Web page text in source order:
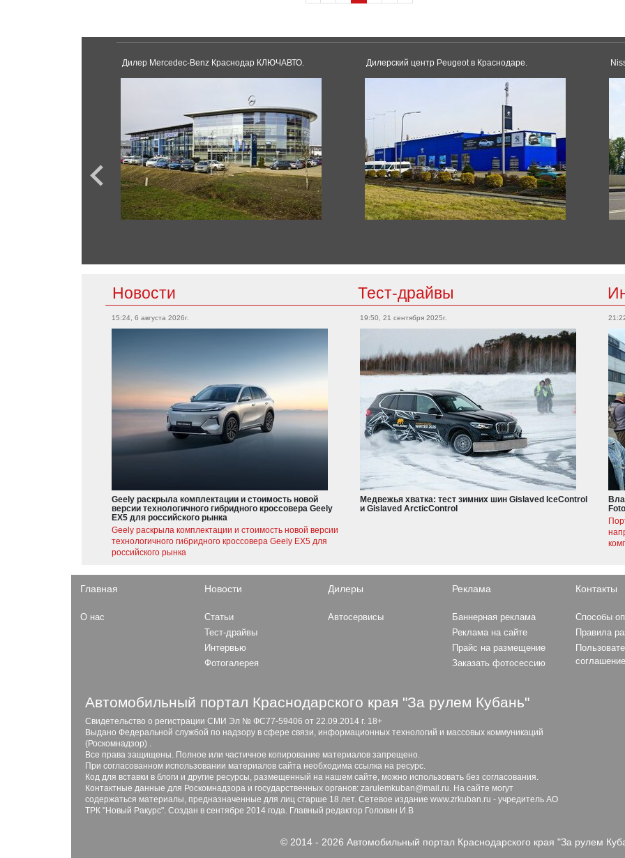
Дилер Mercedec-Benz Краснодар КЛЮЧАВТО. Дилерский центр Peugeot в Краснодаре.
Новости Тест-драйвы
15:24, 6 августа 2026г.
Geely раскрыла комплектации и стоимость новой
версии технологичного гибридного кроссовера Geely
EX5 для российского рынка
Geely раскрыла комплектации и стоимость новой версии
технологичного гибридного кроссовера Geely EX5 для
российского рынка
19:50, 21 сентября 2025г.
Медвежья хватка: тест зимних шин Gislaved IceControl
и Gislaved ArcticControl
Главная
О нас
Новости
Статьи
Тест-драйвы
Интервью
Фотогалерея
Дилеры
Автосервисы
Реклама
Баннерная реклама
Реклама на сайте
Прайс на размещение
Заказать фотосессию
Контакты
Способы
Правила
соглашение
Автомобильный портал Краснодарского края "За рулем Кубань"
Свидетельство о регистрации СМИ Эл № ФС77-59406 от 22.09.2014 г. 18+
Выдано Федеральной службой по надзору в сфере связи, информационных технологий и массовых коммуникаций
(Роскомнадзор) .
Все права защищены. Полное или частичное копирование материалов запрещено.
При согласованном использовании материалов сайта необходима ссылка на ресурс.
Код для вставки в блоги и другие ресурсы, размещенный на нашем сайте, можно использовать без согласования.
Контактные данные для Роскомнадзора и государственных органов: zarulemkuban@mail.ru. На сайте могут
содержаться материалы, предназначенные для лиц старше 18 лет. Сетевое издание www.zrkuban.ru - учредитель АО
ТРК "Новый Ракурс". Создан в сентябре 2014 года. Главный редактор Головин И.В
© 2014 - 2026 Автомобильный портал Краснодарского края "За рулем